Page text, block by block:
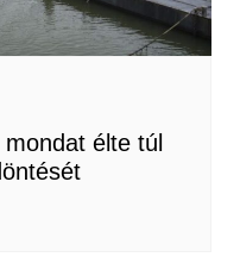
élte túl